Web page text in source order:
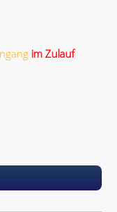
im Zulauf